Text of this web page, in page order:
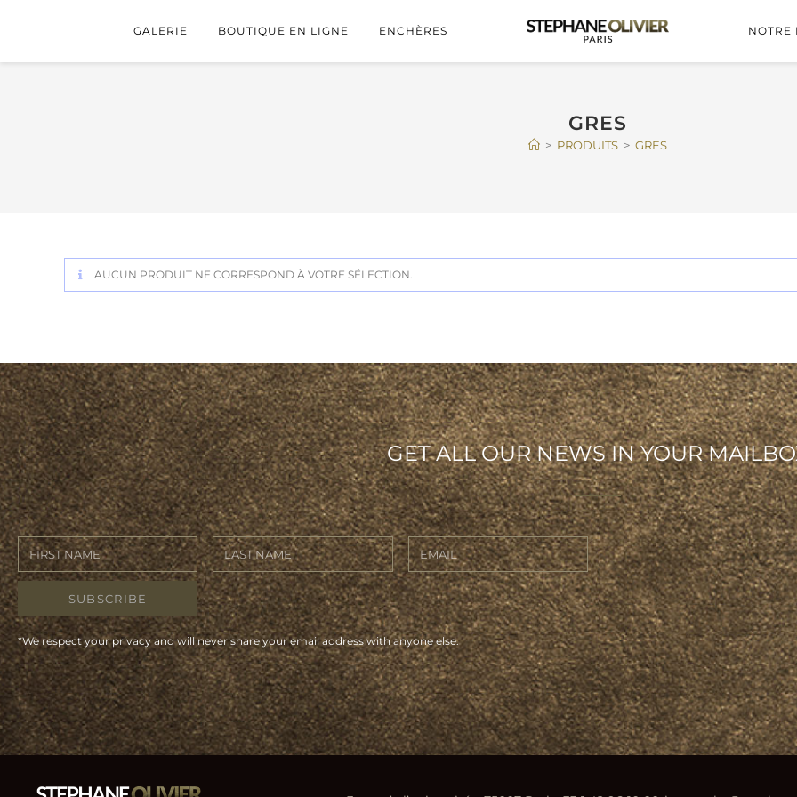
ENCHÈRES
BOUTIQUE EN LIGNE
GALERIE NOTRE
GRES
> PRODUITS > GRES
AUCUN PRODUIT NE CORRESPOND À VOTRE SÉLECTION.
GET ALL OUR NEWS IN YOUR
SUBSCRIBE
*We respect your privacy and will never share your email address with anyone else.